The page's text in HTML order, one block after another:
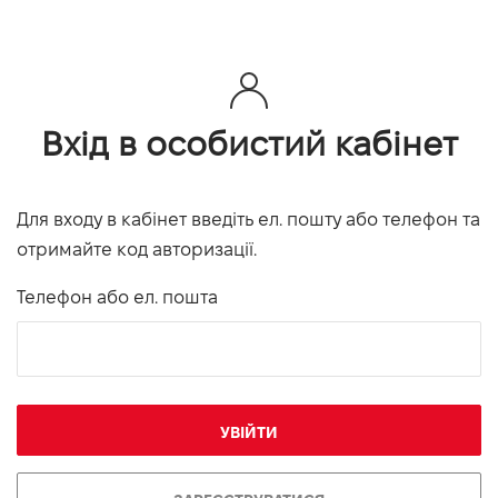
Вхід в особистий кабінет
Для входу в кабінет введіть ел. пошту або телефон та
отримайте код авторизації.
Телефон або ел. пошта
УВІЙТИ